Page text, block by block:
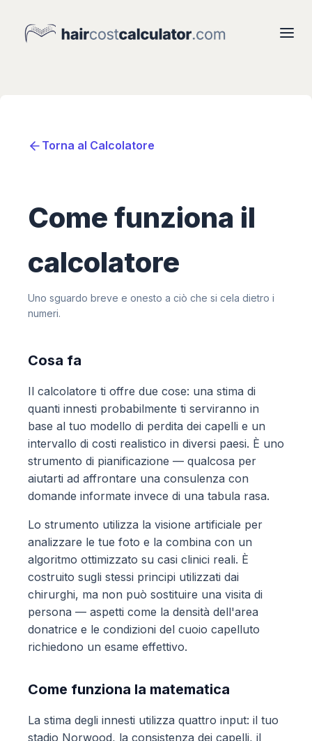
Torna al Calcolatore
Come funziona il
calcolatore
Uno sguardo breve e onesto a ciò che si cela dietro i
numeri.
Cosa fa
Il calcolatore ti offre due cose: una stima di
quanti innesti probabilmente ti serviranno in
base al tuo modello di perdita dei capelli e un
intervallo di costi realistico in diversi paesi. È uno
strumento di pianificazione — qualcosa per
aiutarti ad affrontare una consulenza con
domande informate invece di una tabula rasa.
Lo strumento utilizza la visione artificiale per
analizzare le tue foto e la combina con un
algoritmo ottimizzato su casi clinici reali. È
costruito sugli stessi principi utilizzati dai
chirurghi, ma non può sostituire una visita di
persona — aspetti come la densità dell'area
donatrice e le condizioni del cuoio capelluto
richiedono un esame effettivo.
Come funziona la matematica
La stima degli innesti utilizza quattro input: il tuo
stadio Norwood, la consistenza dei capelli, il